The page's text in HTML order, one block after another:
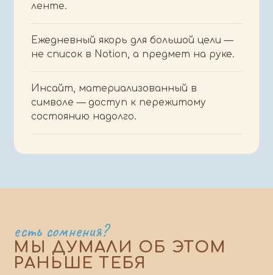
ленте.
Ежедневный якорь для большой цели —
не список в Notion, а предмет на руке.
Инсайт, материализованный в
символе — доступ к пережитому
состоянию надолго.
есть сомнения?
МЫ ДУМАЛИ ОБ ЭТОМ
РАНЬШЕ ТЕБЯ